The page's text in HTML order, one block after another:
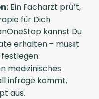
Ein Facharzt prüft,
für Dich
kannst Du
erhalten – musst
medizinisches
infrage kommt,
aus.